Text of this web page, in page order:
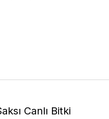
Canlı Bitki